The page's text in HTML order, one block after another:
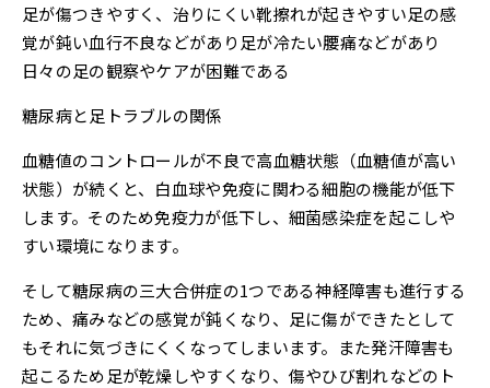
足が傷つきやすく、治りにくい靴擦れが起きやすい足の感
覚が鈍い血行不良などがあり足が冷たい腰痛などがあり
日々の足の観察やケアが困難である
糖尿病と足トラブルの関係
血糖値のコントロールが不良で高血糖状態（血糖値が高い
状態）が続くと、白血球や免疫に関わる細胞の機能が低下
します。そのため免疫力が低下し、細菌感染症を起こしや
すい環境になります。
そして糖尿病の三大合併症の1つである神経障害も進行する
ため、痛みなどの感覚が鈍くなり、足に傷ができたとして
もそれに気づきにくくなってしまいます。また発汗障害も
起こるため足が乾燥しやすくなり、傷やひび割れなどのト